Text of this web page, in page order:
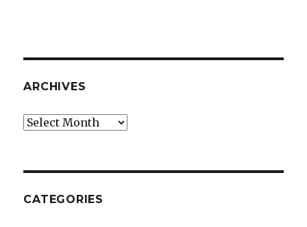
ARCHIVES
Archives
CATEGORIES